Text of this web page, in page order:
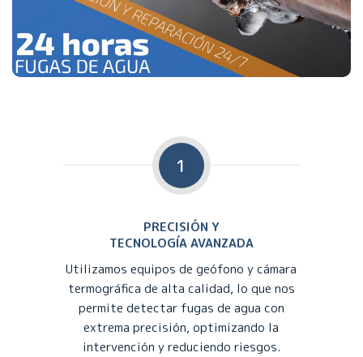
1
PRECISIÓN Y
TECNOLOGÍA AVANZADA
Utilizamos equipos de geófono y cámara
termográfica de alta calidad, lo que nos
permite detectar fugas de agua con
extrema precisión, optimizando la
intervención y reduciendo riesgos.